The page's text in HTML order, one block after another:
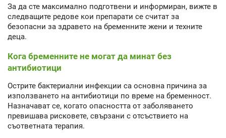
За да сте максимално подготвени и информиран, вижте в
следващите редове кои препарати се считат за
безопасни за здравето на бременните жени и техните
деца.
Кога бременните не могат да минат без
антибиотици
Острите бактериални инфекции са основна причина за
използването на антибиотици по време на бременност.
Назначават се, когато опасността от заболяването
превишава рисковете, свързани с отсъствието на
съответната терапия.